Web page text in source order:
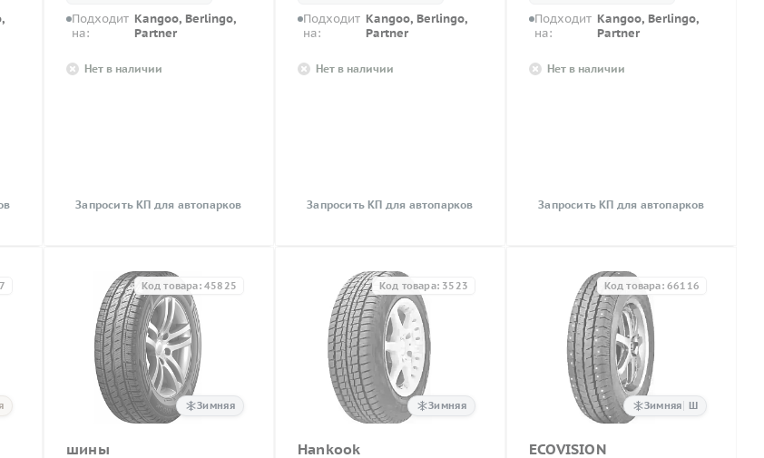
Подходит
на:
Kangoo, Berlingo,
Partner
Нет в наличии
Запросить КП для автопарков
Подходит
на:
Kangoo, Berlingo,
Partner
Нет в наличии
Запросить КП для автопарков
Подходит
на:
Kangoo, Berlingo,
Partner
Нет в наличии
Запросить КП для автопарков
Зимняя
Код товара: 45825
шины
Зимняя
Код товара: 3523
Hankook
Зимняя Ш
Код товара: 66116
ECOVISION